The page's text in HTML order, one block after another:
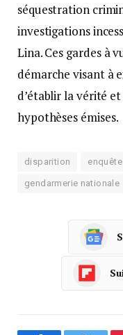
séquestration
investigations
Lina. Ces gardes à
démarche visant à
d’établir la vérité
hypothèses émises.
disparition enquête
gendarmerie nationale